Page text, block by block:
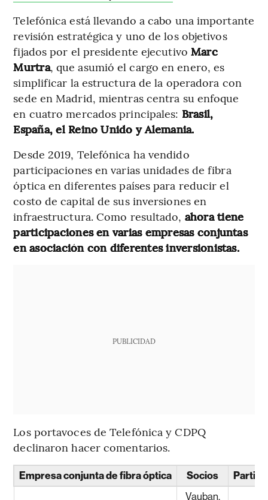
Telefónica está llevando a cabo una importante
revisión estratégica y uno de los objetivos
fijados por el presidente ejecutivo Marc
Murtra, que asumió el cargo en enero, es
simplificar la estructura de la operadora con
sede en Madrid, mientras centra su enfoque
en cuatro mercados principales: Brasil,
España, el Reino Unido y Alemania.
Desde 2019, Telefónica ha vendido
participaciones en varias unidades de fibra
óptica en diferentes países para reducir el
costo de capital de sus inversiones en
infraestructura. Como resultado, ahora tiene
participaciones en varias empresas conjuntas
en asociación con diferentes inversionistas.
PUBLICIDAD
Los portavoces de Telefónica y CDPQ
declinaron hacer comentarios.
Empresa conjunta de fibra óptica Socios
Vauban,